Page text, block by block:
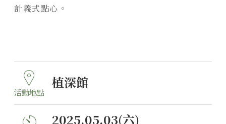
計義式點心。
活動地點
植深館
2025.05.03(六)